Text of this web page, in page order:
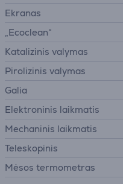
Ekranas
„Ecoclean“
Katalizinis valymas
Pirolizinis valymas
Galia
Elektroninis laikmatis
Mechaninis laikmatis
Teleskopinis
Mėsos termometras